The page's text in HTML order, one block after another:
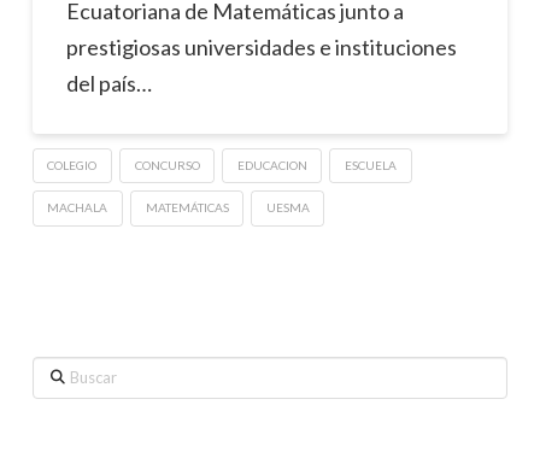
Ecuatoriana de Matemáticas junto a
prestigiosas universidades e instituciones
del país…
COLEGIO CONCURSO EDUCACION ESCUELA
MACHALA MATEMÁTICAS UESMA
Buscar